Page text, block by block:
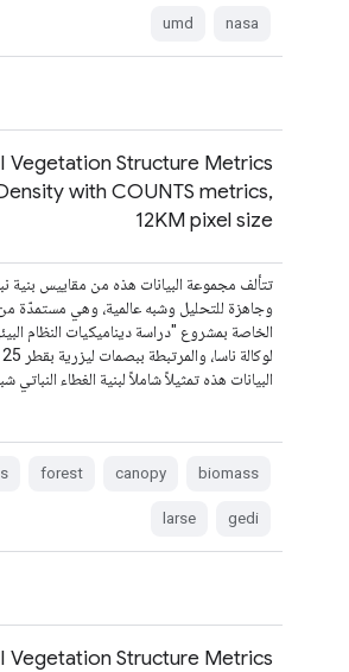
nasa
umd
Vegetation Structure Metrics
with COUNTS metrics,
12KM pixel size
تتألف مجموعة البيانات هذه من مقاييس بنية
البيانات هذه تمثيلاً شاملاً لبنية الغطاء النباتي
biomass
canopy
forest
gedi
larse
Vegetation Structure Metrics